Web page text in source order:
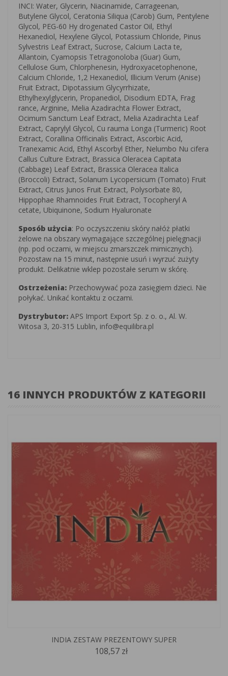
INCI: Water, Glycerin, Niacinamide, Carrageenan,
Butylene Glycol, Ceratonia Siliqua (Carob) Gum, Pentylene
Glycol, PEG-60 Hy drogenated Castor Oil, Ethyl
Hexanediol, Hexylene Glycol, Potassium Chloride, Pinus
Sylvestris Leaf Extract, Sucrose, Calcium Lacta te,
Allantoin, Cyamopsis Tetragonoloba (Guar) Gum,
Cellulose Gum, Chlorphenesin, Hydroxyacetophenone,
Calcium Chloride, 1,2 Hexanediol, Illicium Verum (Anise)
Fruit Extract, Dipotassium Glycyrrhizate,
Ethylhexylglycerin, Propanediol, Disodium EDTA, Frag
rance, Arginine, Melia Azadirachta Flower Extract,
Ocimum Sanctum Leaf Extract, Melia Azadirachta Leaf
Extract, Caprylyl Glycol, Cu rauma Longa (Turmeric) Root
Extract, Corallina Officinalis Extract, Ascorbic Acid,
Tranexamic Acid, Ethyl Ascorbyl Ether, Nelumbo Nu cifera
Callus Culture Extract, Brassica Oleracea Capitata
(Cabbage) Leaf Extract, Brassica Oleracea Italica
(Broccoli) Extract, Solanum Lycopersicum (Tomato) Fruit
Extract, Citrus Junos Fruit Extract, Polysorbate 80,
Hippophae Rhamnoides Fruit Extract, Tocopheryl A
cetate, Ubiquinone, Sodium Hyaluronate
Sposób użycia: Po oczyszczeniu skóry nałóż płatki
żelowe na obszary wymagające szczególnej pielęgnacji
(np. pod oczami, w miejscu zmarszczek mimicznych).
Pozostaw na 15 minut, następnie usuń i wyrzuć zużyty
produkt. Delikatnie wklep pozostałe serum w skórę.
Ostrzeżenia: Przechowywać poza zasięgiem dzieci. Nie
połykać. Unikać kontaktu z oczami.
Dystrybutor: APS Import Export Sp. z o. o., Al. W.
Witosa 3, 20-315 Lublin, info@equilibra.pl
16 INNYCH PRODUKTÓW Z KATEGORII
INDIA ZESTAW PREZENTOWY SUPER
108,57 zł